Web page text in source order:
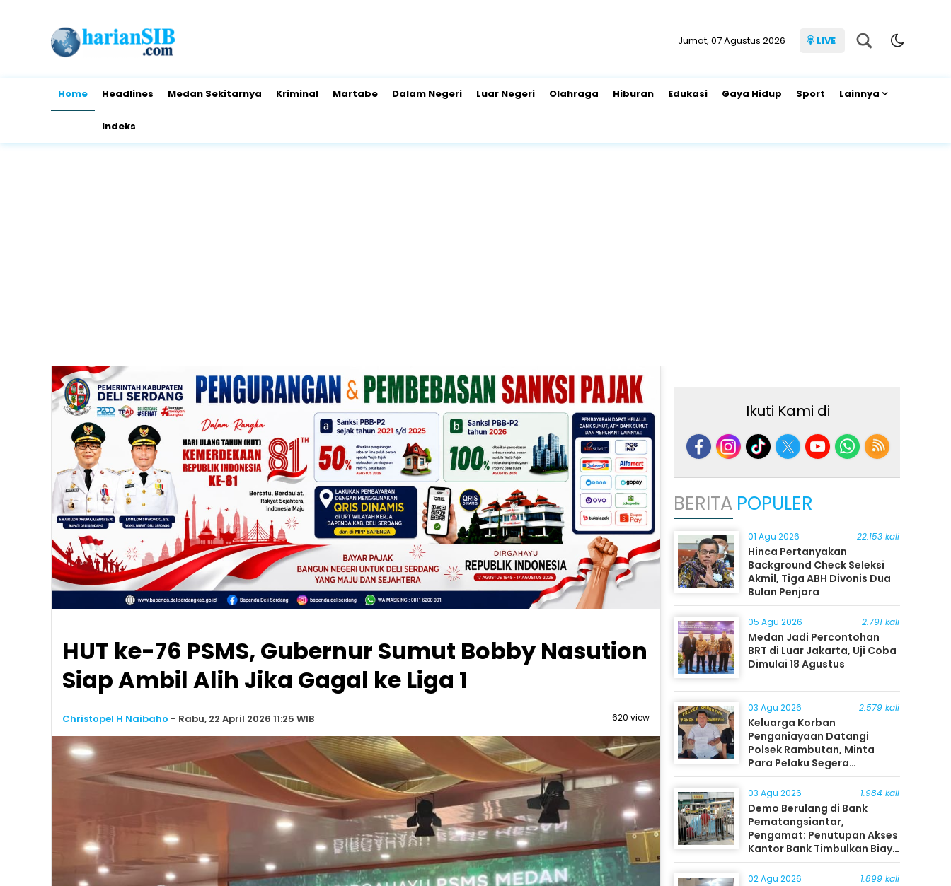
Jumat, 07 Agustus 2026 LIVE
Home Headlines Medan Sekitarnya Kriminal Martabe Dalam Negeri Luar Negeri Olahraga Hiburan Edukasi Gaya Hidup Sport Lainnya
Indeks
HUT ke-76 PSMS, Gubernur Sumut Bobby Nasution
Siap Ambil Alih Jika Gagal ke Liga 1
Christopel H Naibaho - Rabu, 22 April 2026 11:25 WIB 620 view
Ikuti Kami di
BERITA POPULER
01 Agu 2026 22.153 kali
Hinca Pertanyakan
Background Check Seleksi
Akmil, Tiga ABH Divonis Dua
Bulan Penjara
05 Agu 2026 2.791 kali
Medan Jadi Percontohan
BRT di Luar Jakarta, Uji Coba
Dimulai 18 Agustus
03 Agu 2026 2.579 kali
Keluarga Korban
Penganiayaan Datangi
Polsek Rambutan, Minta
Para Pelaku Segera
Ditangkap
03 Agu 2026 1.984 kali
Demo Berulang di Bank
Pematangsiantar,
Pengamat: Penutupan Akses
Kantor Bank Timbulkan Biaya
Ekonomi bagi Masyarakat
02 Agu 2026 1.899 kali